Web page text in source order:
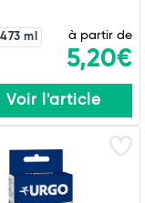
473 ml
à partir de
5,20€
Voir l'article